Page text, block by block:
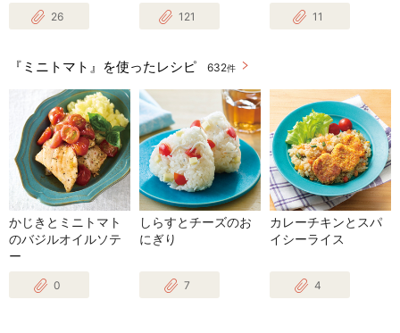
26 121 11
『ミニトマト』を使ったレシピ 632件
かじきとミニトマト
のバジルオイルソテ
ー
0
しらすとチーズのお
にぎり
7
カレーチキンとスパ
イシーライス
4